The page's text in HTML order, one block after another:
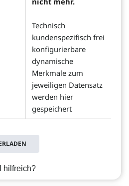
Technisch
kundenspezifisch frei
konfigurierbare
dynamische
Merkmale zum
jeweiligen Datensatz
werden hier
gespeichert
hilfreich?